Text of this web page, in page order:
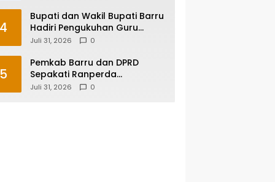
4
Bupati dan Wakil Bupati Barru
Hadiri Pengukuhan Guru
Besar UNM, Apresiasi Capaian
Juli 31, 2026 0
5
Pemkab Barru dan DPRD
Sepakati Ranperda
Pertanggungjawaban APBD
Juli 31, 2026 0